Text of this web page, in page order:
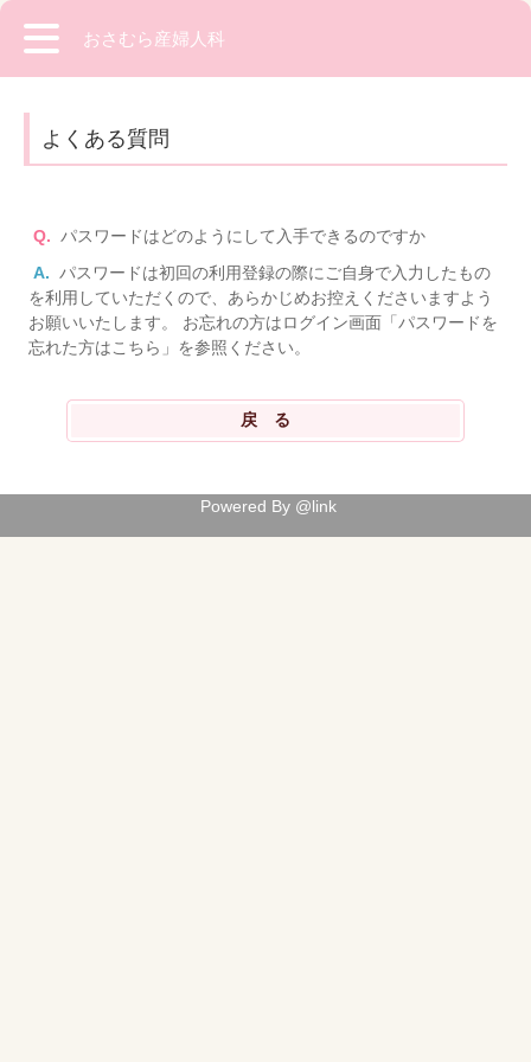
おさむら産婦人科
よくある質問
Q. パスワードはどのようにして入手できるのですか
A. パスワードは初回の利用登録の際にご自身で入力したもの
を利用していただくので、あらかじめお控えくださいますよう
お願いいたします。 お忘れの方はログイン画面「パスワードを
忘れた方はこちら」を参照ください。
Powered By @link